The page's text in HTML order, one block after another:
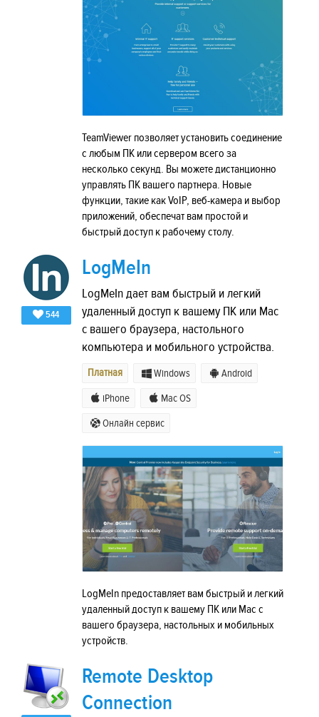
TeamViewer позволяет установить соединение
с любым ПК или сервером всего за
несколько секунд. Вы можете дистанционно
управлять ПК вашего партнера. Новые
функции, такие как VoIP, веб-камера и выбор
приложений, обеспечат вам простой и
быстрый доступ к рабочему столу.
544
LogMeIn
LogMeIn дает вам быстрый и легкий
удаленный доступ к вашему ПК или Mac
с вашего браузера, настольного
компьютера и мобильного устройства.
Платная Windows Android
iPhone Mac OS
Онлайн сервис
LogMeIn предоставляет вам быстрый и легкий
удаленный доступ к вашему ПК или Mac с
вашего браузера, настольных и мобильных
устройств.
Remote Desktop
Connection